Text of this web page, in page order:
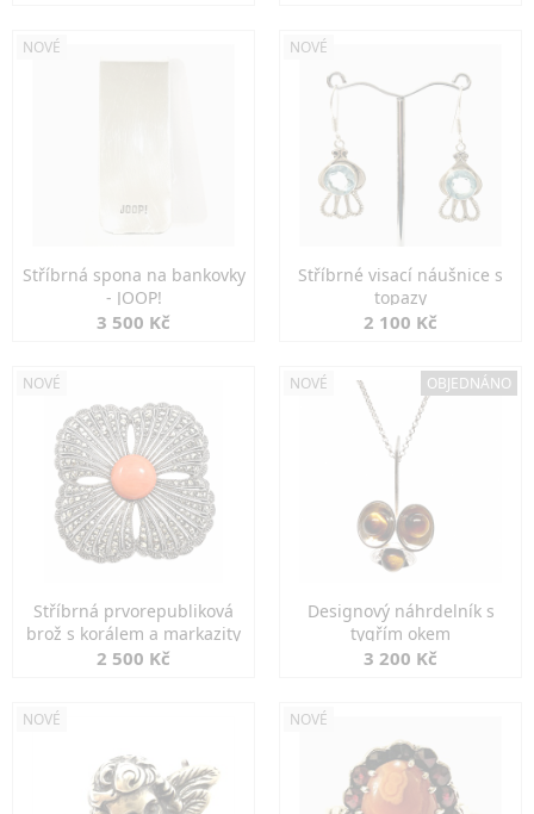
NOVÉ
Stříbrná spona na bankovky
- JOOP!
3 500 Kč
NOVÉ
Stříbrné visací náušnice s
topazy
2 100 Kč
NOVÉ
Stříbrná prvorepubliková
brož s korálem a markazity
2 500 Kč
NOVÉ OBJEDNÁNO
Designový náhrdelník s
tygřím okem
3 200 Kč
NOVÉ NOVÉ